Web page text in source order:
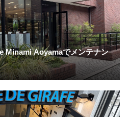
Minami Aoyamaでメンテナン